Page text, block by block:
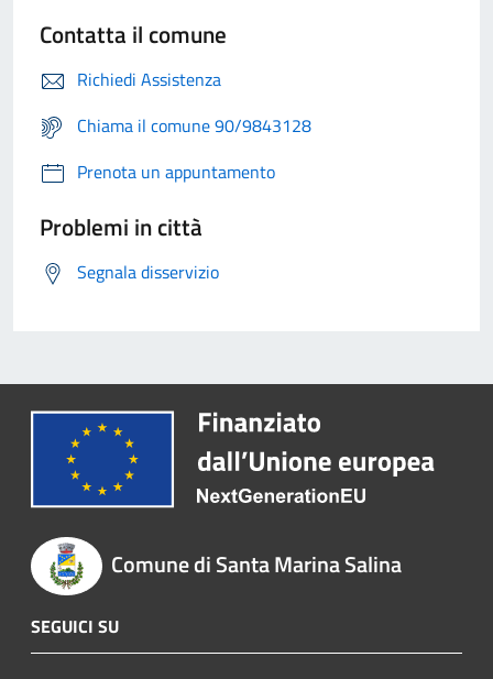
Contatta il comune
Richiedi Assistenza
Chiama il comune 90/9843128
Prenota un appuntamento
Problemi in città
Segnala disservizio
Comune di Santa Marina Salina
SEGUICI SU